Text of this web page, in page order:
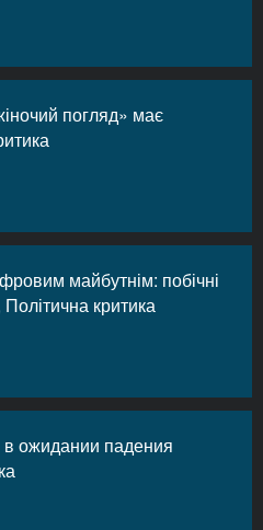
погляд» має
майбутнім: побічні
критика
ожидании падения